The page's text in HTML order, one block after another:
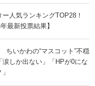
ー人気ランキングTOP28！
最新投票結果】
ちいかわの“マスコット”不穏
しか出ない」「HPが0にな